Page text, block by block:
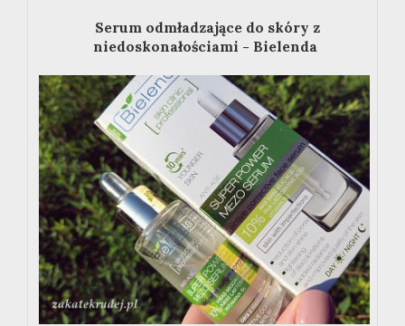
Serum odmładzające do skóry z
niedoskonałościami - Bielenda